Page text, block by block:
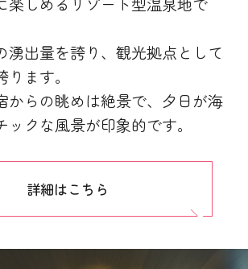
湧出量を誇り、観光拠点として
ます。
からの眺めは絶景で、夕日が海
ックな風景が印象的です。
詳細はこちら